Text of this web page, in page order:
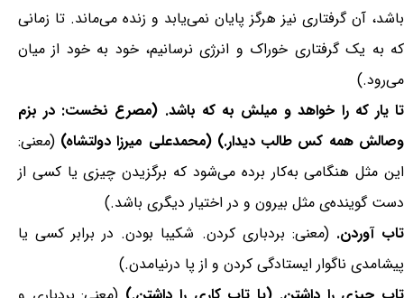
باشد، آن گرفتاری نیز هرگز پایان نمی‌یابد و زنده می‌ماند. تا زمانی
که به یک گرفتاری خوراک و انرژی نرسانیم، خود به خود از میان
می‌رود.)
تا یار که را خواهد و میلش به که باشد. (مصرع نخست: در بزم
وصالش همه کس طالب دیدار.) (محمدعلی میرزا دولتشاه) (معنی:
این مثل هنگامی به‌کار برده می‌شود که برگزیدن چیزی یا کسی از
دست گوینده‌ی مثل بیرون و در اختیار دیگری باشد.)
تاب آوردن. (معنی: بردباری کردن. شکیبا بودن. در برابر کسی یا
پیشامدی ناگوار ایستادگی کردن و از پا درنیامدن.)